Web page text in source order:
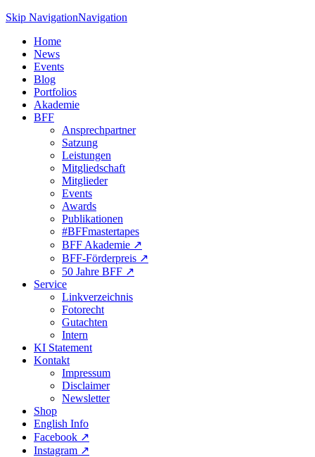
Skip NavigationNavigation
Home
News
Events
Blog
Portfolios
Akademie
BFF
Ansprechpartner
Satzung
Leistungen
Mitgliedschaft
Mitglieder
Events
Awards
Publikationen
#BFFmastertapes
BFF Akademie ↗︎
BFF-Förderpreis ↗︎
50 Jahre BFF ↗︎
Service
Linkverzeichnis
Fotorecht
Gutachten
Intern
KI Statement
Kontakt
Impressum
Disclaimer
Newsletter
Shop
English Info
Facebook ↗︎
Instagram ↗︎